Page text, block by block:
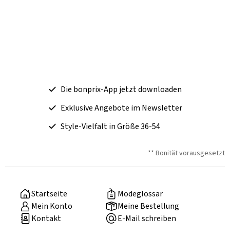
Die bonprix-App jetzt downloaden
Exklusive Angebote im Newsletter
Style-Vielfalt in Größe 36-54
** Bonität vorausgesetzt
Startseite
Modeglossar
Mein Konto
Meine Bestellung
Kontakt
E-Mail schreiben